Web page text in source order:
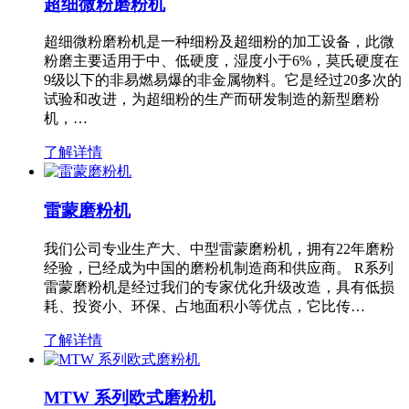
超细微粉磨粉机是一种细粉及超细粉的加工设备，此微
粉磨主要适用于中、低硬度，湿度小于6%，莫氏硬度在
9级以下的非易燃易爆的非金属物料。它是经过20多次的
试验和改进，为超细粉的生产而研发制造的新型磨粉
机，…
了解详情
雷蒙磨粉机
我们公司专业生产大、中型雷蒙磨粉机，拥有22年磨粉
经验，已经成为中国的磨粉机制造商和供应商。 R系列
雷蒙磨粉机是经过我们的专家优化升级改造，具有低损
耗、投资小、环保、占地面积小等优点，它比传…
了解详情
MTW 系列欧式磨粉机